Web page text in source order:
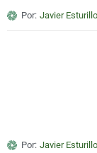
Por: Javier Esturillo
Por: Javier Esturillo